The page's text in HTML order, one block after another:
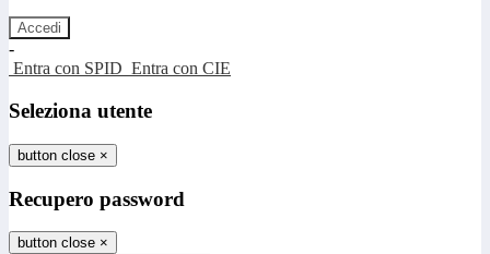
-
Entra con SPID Entra con CIE
Seleziona utente
button close ×
Recupero password
button close ×